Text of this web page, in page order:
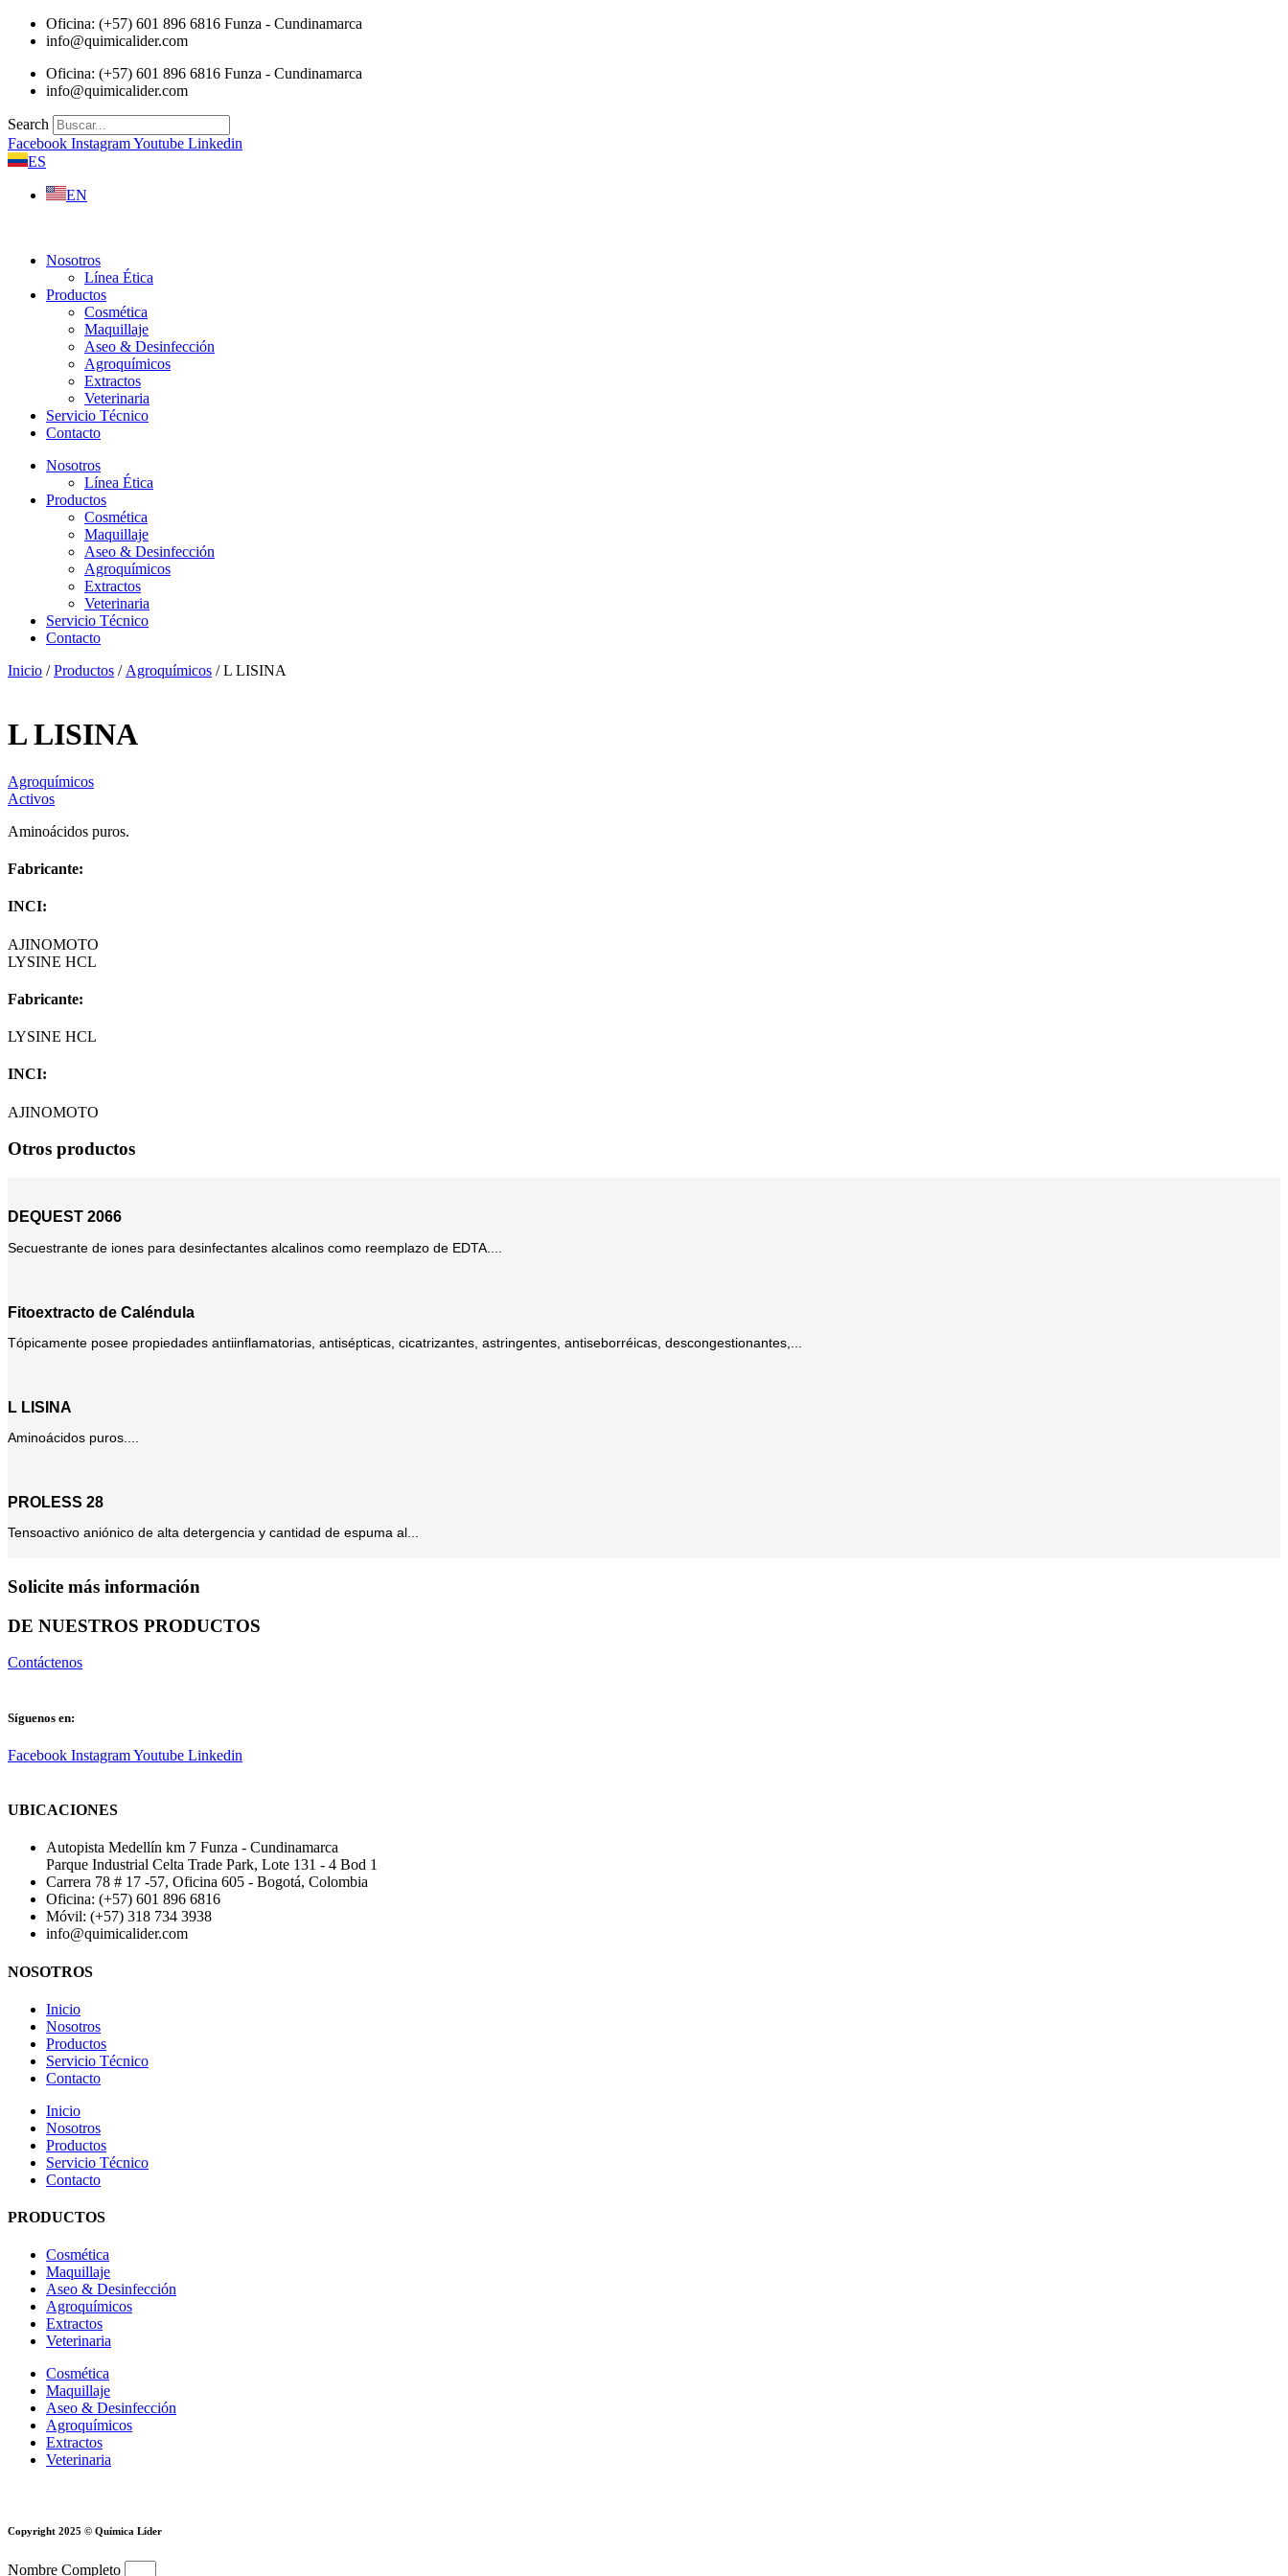
Saltar
Oficina: (+57) 601 896 6816 Funza - Cundinamarca
info@quimicalider.com
Oficina: (+57) 601 896 6816 Funza - Cundinamarca
info@quimicalider.com
Search
Facebook InstagramYoutube Linkedin
ES
EN
Nosotros
Línea Ética
Productos
Cosmética
Maquillaje
Aseo & Desinfección
Agroquímicos
Extractos
Veterinaria
Servicio Técnico
Contacto
Nosotros
Línea Ética
Productos
Cosmética
Maquillaje
Aseo & Desinfección
Agroquímicos
Extractos
Veterinaria
Servicio Técnico
Contacto
Inicio /Productos / Agroquímicos / L LISINA
L LISINA
Agroquímicos
Activos
Aminoácidos puros.
Fabricante:
INCI:
AJINOMOTO
LYSINE HCL
Fabricante:
LYSINE HCL
INCI:
AJINOMOTO
Otros productos
DEQUEST 2066
Secuestrante de iones para desinfectantes alcalinos como reemplazo de EDTA....
Fitoextracto de Caléndula
Tópicamente posee propiedades antiinflamatorias, antisépticas, cicatrizantes, astringentes, antiseborréicas, descongestionantes,...
L LISINA
Aminoácidos puros....
PROLESS 28
Tensoactivo aniónico de alta detergencia y cantidad de espuma al...
Solicite más información
DE NUESTROS PRODUCTOS
Contáctenos
Síguenos en:
Facebook InstagramYoutube Linkedin
UBICACIONES
Autopista Medellín km 7 Funza - Cundinamarca
Parque Industrial Celta Trade Park, Lote 131 - 4 Bod 1
Carrera 78 # 17 -57, Oficina 605 - Bogotá, Colombia
Oficina: (+57) 601 896 6816
Móvil: (+57) 318 734 3938
info@quimicalider.com
NOSOTROS
Inicio
Nosotros
Productos
Servicio Técnico
Contacto
Inicio
Nosotros
Productos
Servicio Técnico
Contacto
PRODUCTOS
Cosmética
Maquillaje
Aseo & Desinfección
Agroquímicos
Extractos
Veterinaria
Cosmética
Maquillaje
Aseo & Desinfección
Agroquímicos
Extractos
Veterinaria
Copyright 2025 © Química Líder
Nombre Completo